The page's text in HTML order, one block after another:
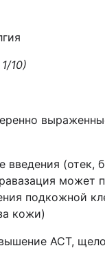
10)
введения (отек,
может
подкожной
кожи)
АСТ,